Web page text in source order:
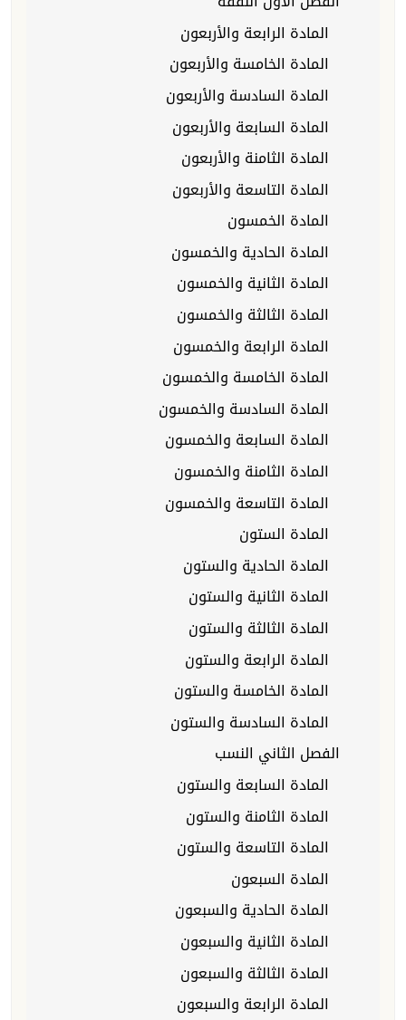
المادة الرابعة والأربعون
المادة الخامسة والأربعون
المادة السادسة والأربعون
المادة السابعة والأربعون
المادة الثامنة والأربعون
المادة التاسعة والأربعون
المادة الخمسون
المادة الحادية والخمسون
المادة الثانية والخمسون
المادة الثالثة والخمسون
المادة الرابعة والخمسون
المادة الخامسة والخمسون
المادة السادسة والخمسون
المادة السابعة والخمسون
المادة الثامنة والخمسون
المادة التاسعة والخمسون
المادة الستون
المادة الحادية والستون
المادة الثانية والستون
المادة الثالثة والستون
المادة الرابعة والستون
المادة الخامسة والستون
المادة السادسة والستون
الفصل الثاني النسب
المادة السابعة والستون
المادة الثامنة والستون
المادة التاسعة والستون
المادة السبعون
المادة الحادية والسبعون
المادة الثانية والسبعون
المادة الثالثة والسبعون
المادة الرابعة والسبعون